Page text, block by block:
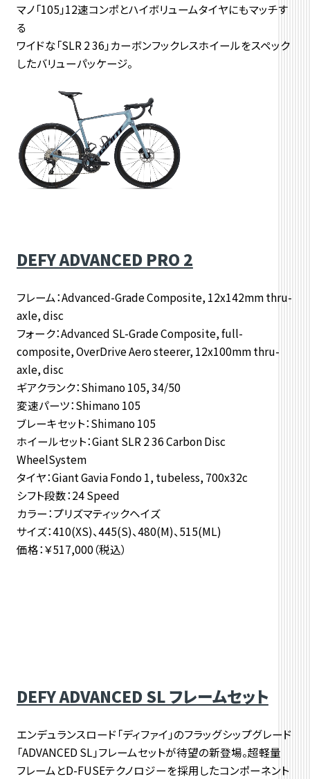
マノ「105」12速コンポとハイボリュームタイヤにもマッチす
る
ワイドな「SLR 2 36」カーボンフックレスホイールをスペック
したバリューパッケージ。
DEFY ADVANCED PRO 2
フレーム：Advanced-Grade Composite, 12x142mm thru-
axle, disc
フォーク：Advanced SL-Grade Composite, full-
composite, OverDrive Aero steerer, 12x100mm thru-
axle, disc
ギアクランク：Shimano 105, 34/50
変速パーツ：Shimano 105
ブレーキセット：Shimano 105
ホイールセット：Giant SLR 2 36 Carbon Disc
WheelSystem
タイヤ：Giant Gavia Fondo 1, tubeless, 700x32c
シフト段数：24 Speed
カラー：プリズマティックヘイズ
サイズ：410(XS)、445(S)、480(M)、515(ML)
価格：￥517,000（税込）
DEFY ADVANCED SL フレームセット
エンデュランスロード「ディファイ」のフラッグシップグレード
「ADVANCED SL」フレームセットが待望の新登場。超軽量
フレームとD-FUSEテクノロジーを採用したコンポーネント